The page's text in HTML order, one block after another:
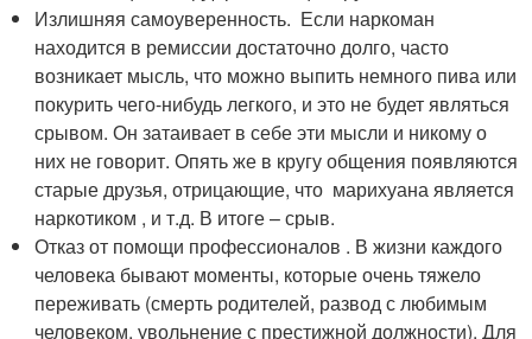
Излишняя самоуверенность. Если наркоман
находится в ремиссии достаточно долго, часто
возникает мысль, что можно выпить немного пива или
покурить чего-нибудь легкого, и это не будет являться
срывом. Он затаивает в себе эти мысли и никому о
них не говорит. Опять же в кругу общения появляются
старые друзья, отрицающие, что марихуана является
наркотиком , и т.д. В итоге – срыв.
Отказ от помощи профессионалов . В жизни каждого
человека бывают моменты, которые очень тяжело
переживать (смерть родителей, развод с любимым
человеком, увольнение с престижной должности). Для